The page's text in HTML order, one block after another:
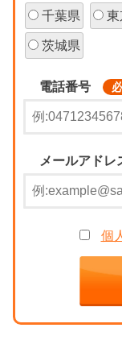
千葉県
茨城県
電話番号
メールアドレ
個